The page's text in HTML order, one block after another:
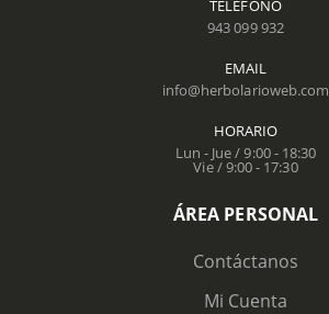
TELÉFONO
943 099 932
EMAIL
info@herbolarioweb.com
HORARIO
Lun - Jue / 9:00 - 18:30
Vie / 9:00 - 17:30
ÁREA PERSONAL
Contáctanos
Mi Cuenta